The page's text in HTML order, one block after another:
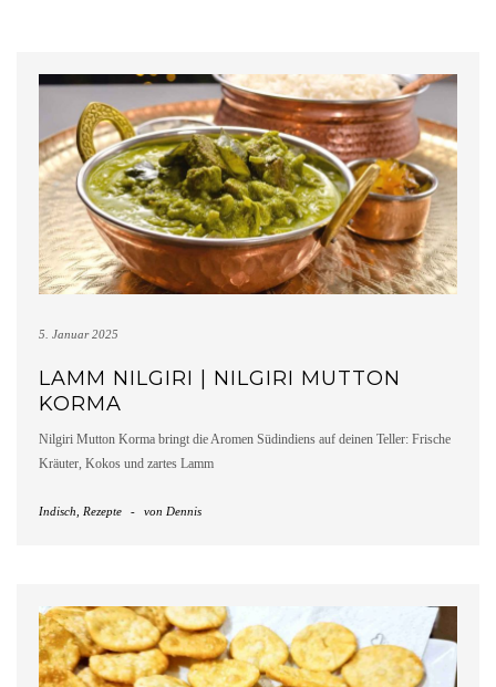
5. Januar 2025
LAMM NILGIRI | NILGIRI MUTTON
KORMA
Nilgiri Mutton Korma bringt die Aromen Südindiens auf deinen Teller: Frische
Kräuter, Kokos und zartes Lamm
Indisch Rezepte - von Dennis